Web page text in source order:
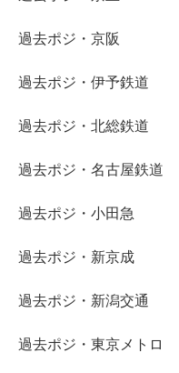
過去ポジ・京阪
過去ポジ・伊予鉄道
過去ポジ・北総鉄道
過去ポジ・名古屋鉄道
過去ポジ・小田急
過去ポジ・新京成
過去ポジ・新潟交通
過去ポジ・東京メトロ